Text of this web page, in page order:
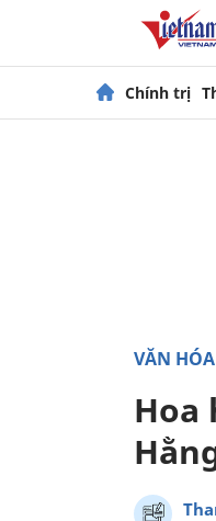
Chính trị
VĂN
Hoa